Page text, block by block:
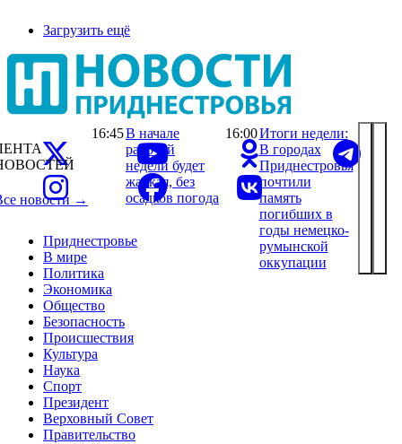
Загрузить ещё
Приднестровье
В мире
Политика
Экономика
Общество
Безопасность
Происшествия
Культура
Наука
Спорт
Президент
Верховный Совет
Правительство
новости →
16:45В начале
рабочей
недели будет
жаркая, без
осадков погода
16:00Итоги недели:
В городах
Приднестровья
почтили
память
погибших в
годы немецко-
румынской
оккупации